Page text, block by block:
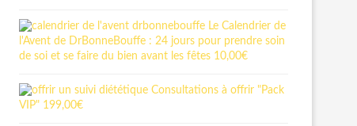
Le Calendrier de
l'Avent de DrBonneBouffe : 24 jours pour prendre soin
de soi et se faire du bien avant les fêtes 10,00€
Consultations à offrir "Pack
VIP" 199,00€